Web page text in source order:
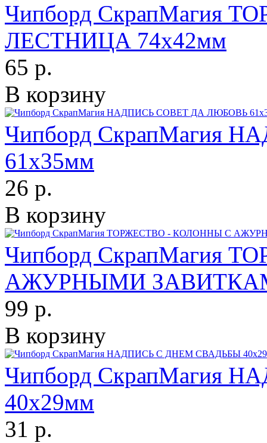
Чипборд СкрапМагия
ЛЕСТНИЦА 74х42мм
65 р.
В корзину
Чипборд СкрапМагия
61х35мм
26 р.
В корзину
Чипборд СкрапМагия
АЖУРНЫМИ
99 р.
В корзину
Чипборд СкрапМагия
40х29мм
31 р.